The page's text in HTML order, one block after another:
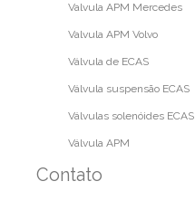
Valvula APM Mercedes
Valvula APM Volvo
Válvula de ECAS
Válvula suspensão ECAS
Válvulas solenóides ECAS
Válvula APM
Contato